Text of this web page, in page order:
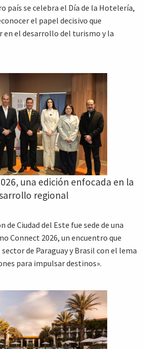
país se celebra el Día de la Hotelería,
el papel decisivo que
en el desarrollo del turismo y la
una edición enfocada en la
regional
de Ciudad del Este fue sede de una
Connect 2026, un encuentro que
de Paraguay y Brasil con el lema
para impulsar destinos».